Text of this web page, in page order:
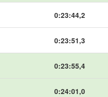
0:23:44,2
0:23:51,3
0:23:55,4
0:24:01,0